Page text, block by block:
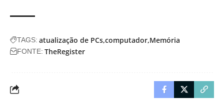
TAGS: atualização de PCs computador Memória
FONTE: TheRegister